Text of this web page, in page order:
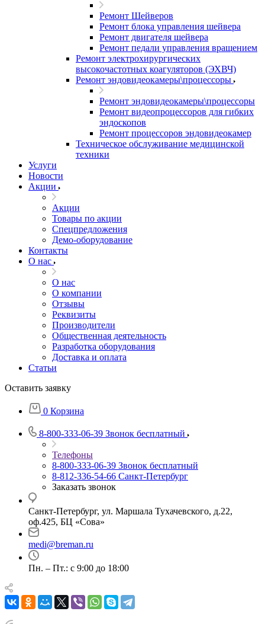
Ремонт Шейверов
Ремонт блока управления шейвера
Ремонт двигателя шейвера
Ремонт педали управления вращением
Ремонт электрохирургических
высокочастотных коагуляторов (ЭХВЧ)
Ремонт эндовидеокамеры\процессоры
Ремонт эндовидеокамеры\процессоры
Ремонт видеопроцессоров для гибких
эндоскопов
Ремонт процессоров эндовидеокамер
Техническое обслуживание медицинской
техники
Услуги
Новости
Акции
Акции
Товары по акции
Спецпредложения
Демо-оборудование
Контакты
О нас
О нас
О компании
Отзывы
Реквизиты
Производители
Общественная деятельность
Разработка оборудования
Доставка и оплата
Статьи
Оставить заявку
0 Корзина
8-800-333-06-39 Звонок бесплатный
Телефоны
8-800-333-06-39 Звонок бесплатный
8-812-336-54-66 Санкт-Петербург
Заказать звонок
Санкт-Петербург, ул. Маршала Тухачевского, д.22,
оф.425, БЦ «Сова»
medi@breman.ru
Пн. – Пт.: с 9:00 до 18:00